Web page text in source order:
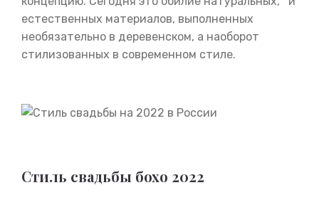
естественных материалов, выполненных
необязательно в деревенском, а наоборот
стилизованных в современном стиле.
Стиль свадьбы бохо 2022